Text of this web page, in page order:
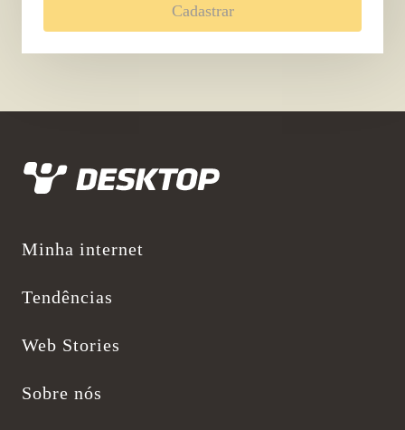
Cadastrar
Minha internet
Tendências
Web Stories
Sobre nós